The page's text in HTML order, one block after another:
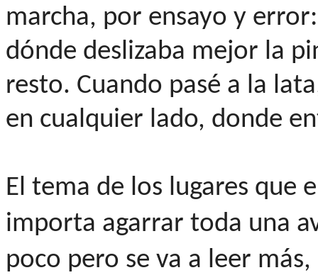
marcha, por ensayo y
dónde deslizaba mejor la
resto. Cuando pasé a la
en cualquier lado, donde
El tema de los lugares que
importa agarrar toda una
poco pero se va a leer